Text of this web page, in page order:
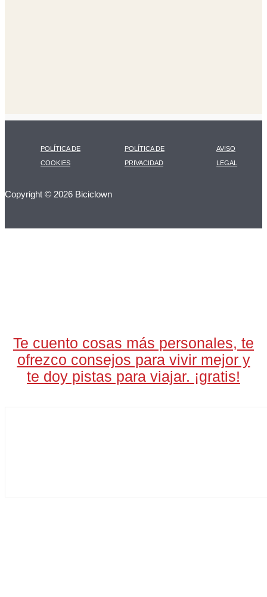
POLÍTICA DE
COOKIES
POLÍTICA DE
PRIVACIDAD
AVISO
LEGAL
Copyright © 2026 Biciclown
Te cuento cosas más personales, te
ofrezco consejos para vivir mejor y
te doy pistas para viajar. ¡gratis!